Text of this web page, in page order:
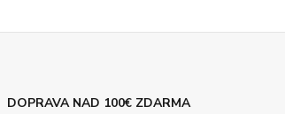
DOPRAVA NAD 100€ ZDARMA